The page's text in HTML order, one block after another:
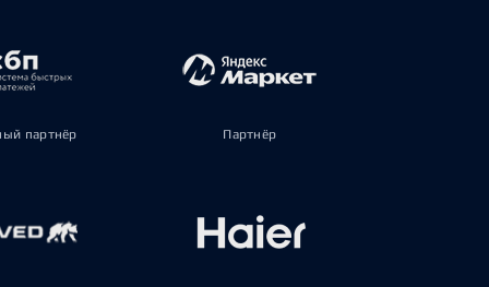
партнёр Партнёр